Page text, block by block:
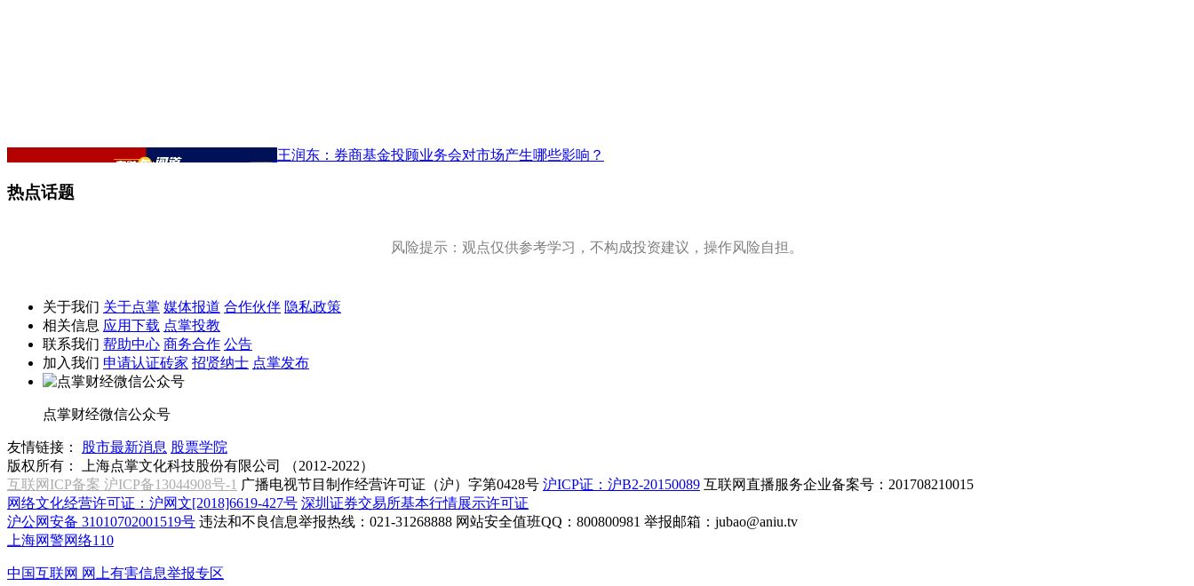
王润东：券商基金投顾业务会对市场产生哪些影响？
热点话题
风险提示：观点仅供参考学习，不构成投资建议，操作风险自担。
关于我们 关于点掌 媒体报道 合作伙伴 隐私政策
相关信息 应用下载 点掌投教
联系我们 帮助中心 商务合作 公告
加入我们 申请认证砖家 招贤纳士 点掌发布
点掌财经微信公众号
友情链接： 股市最新消息 股票学院
版权所有：
上海点掌文化科技股份有限公司 （2012-2022）
互联网ICP备案 沪ICP备13044908号-1 广播电视节目制作经营许可证（沪）字第0428号 沪ICP证：沪B2-20150089 互联网直播服务企业备案号：201708210015
网络文化经营许可证：沪网文[2018]6619-427号 深圳证券交易所基本行情展示许可证
沪公网安备 31010702001519号 违法和不良信息举报热线：021-31268888 网站安全值班QQ：800800981 举报邮箱： jubao@aniu.tv
上海网警网络110
中国互联网 网上有害信息举报专区